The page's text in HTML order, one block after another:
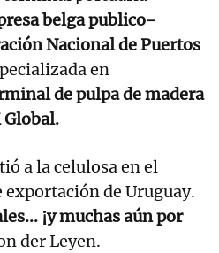
belga publico-
Nacional de Puertos
en
de pulpa de madera
Global.
a la celulosa en el
de Uruguay.
¡y muchas aún por
der Leyen.